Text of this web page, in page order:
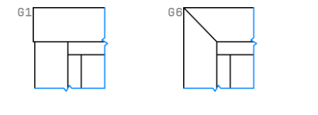
G1
G6